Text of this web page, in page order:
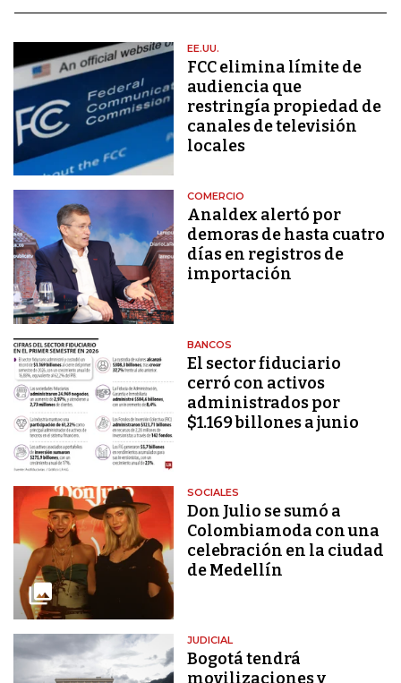
EE.UU.
FCC elimina límite de
audiencia que
restringía propiedad de
canales de televisión
locales
COMERCIO
Analdex alertó por
demoras de hasta cuatro
días en registros de
importación
BANCOS
El sector fiduciario
cerró con activos
administrados por
$1.169 billones a junio
SOCIALES
Don Julio se sumó a
Colombiamoda con una
celebración en la ciudad
de Medellín
JUDICIAL
Bogotá tendrá
movilizaciones y